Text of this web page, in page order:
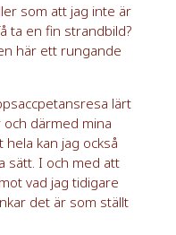
som att jag inte är
ta en fin strandbild?
här ett rungande
lärt
därmed mina
hela kan jag också
sätt. I och med att
vad jag tidigare
det är som ställt